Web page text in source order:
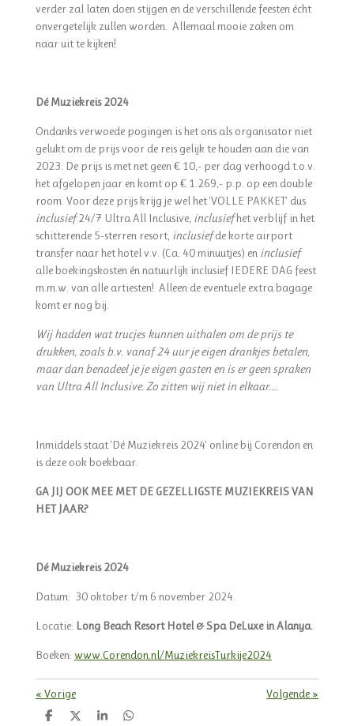
verder zal laten doen stijgen en de verschillende feesten écht
onvergetelijk zullen worden. Allemaal mooie zaken om
naar uit te kijken!
Dé Muziekreis 2024
Ondanks verwoede pogingen is het ons als organisator niet
gelukt om de prijs voor de reis gelijk te houden aan die van
2023. De prijs is met net geen € 10,- per dag verhoogd t.o.v.
het afgelopen jaar en komt op € 1.269,- p.p. op een double
room. Voor deze prijs krijg je wel het 'VOLLE PAKKET' dus
inclusief24/7 Ultra All Inclusive, inclusiefhet verblijf in het
schitterende 5-sterren resort, inclusiefde korte airport
transfer naar het hotel v.v. (Ca. 40 minuutjes) en inclusief
alle boekingskosten én natuurlijk inclusief IEDERE DAG feest
m.m.w. van alle artiesten! Alleen de eventuele extra bagage
komt er nog bij.
Wij hadden wat trucjes kunnen uithalen om de prijs te
drukken, zoals b.v. vanaf 24 uur je eigen drankjes betalen,
maar dan benadeel je je eigen gasten en is er geen spraken
van Ultra All Inclusive. Zo zitten wij niet in elkaar....
Inmiddels staat 'Dé Muziekreis 2024' online bij Corendon en
is deze ook boekbaar.
GA JIJ OOK MEE MET DE GEZELLIGSTE MUZIEKREIS VAN
HET JAAR?
Dé Muziekreis 2024
Datum: 30 oktober t/m 6 november 2024.
Locatie: Long Beach Resort Hotel & Spa DeLuxe in Alanya.
Boeken: www.Corendon.nl/MuziekreisTurkije2024
« Vorige Volgende »
D D S D